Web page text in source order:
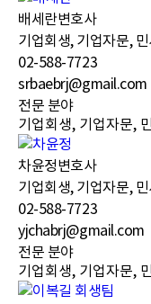
배세란변호사
기업회생, 기업자문,
02-588-7723
srbaebrj@gmail.com
전문 분야
기업회생, 기업자문,
차윤정변호사
기업회생, 기업자문,
02-588-7723
yjchabrj@gmail.com
전문 분야
기업회생, 기업자문,